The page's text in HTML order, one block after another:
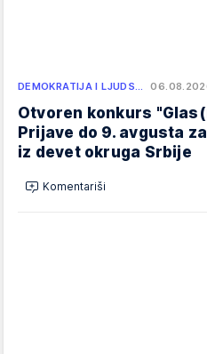
DEMOKRATIJA I LJUDS…
Otvoren konkurs
Prijave do 9. avgusta
iz devet okruga Srbije
Komentariši